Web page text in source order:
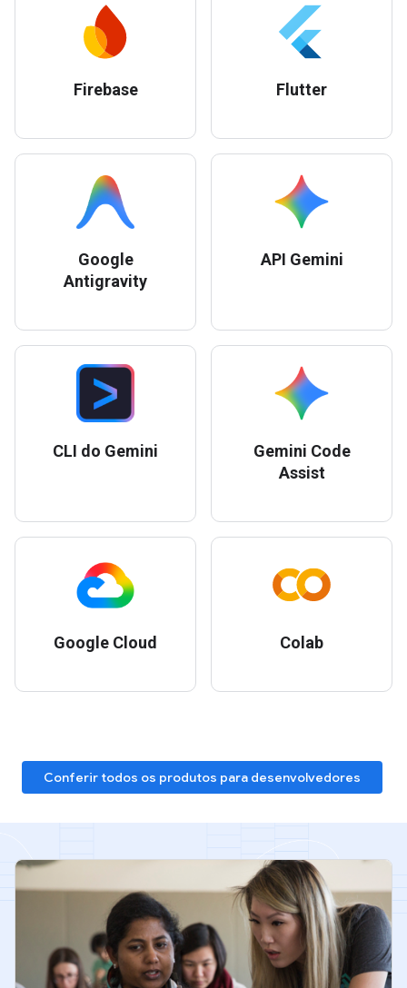
Firebase Flutter
Google
Antigravity
API Gemini
CLI do Gemini
Gemini Code
Assist
Google Cloud Colab
Conferir todos os produtos para desenvolvedores